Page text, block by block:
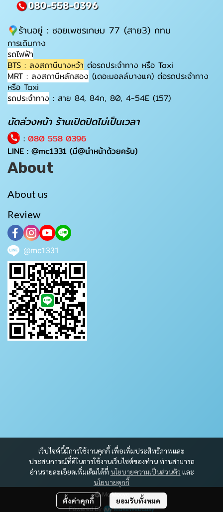
เว็บไซต์นี้มีการใช้งานคุกกี้ เพื่อเพิ่มประสิทธิภาพและ
ประสบการณ์ที่ดีในการใช้งานเว็บไซต์ของท่าน ท่านสามารถ
อ่านรายละเอียดเพิ่มเติมได้ที่ นโยบายความเป็นส่วนตัว และ
นโยบายคุกกี้
ตั้งค่าคุกกี้ ยอมรับทั้งหมด
ร้านอยู่ : ซอยเพชรเกษม 77 (สาย3) กทม
การเดินทาง
รถไฟฟ้า
BTS : ลงสถานีบางหว้า ต่อรถประจำทาง หรือ Taxi
MRT : ลงสถานีหลักสอง (เดอะมอลล์บางแค) ต่อรถประจำทาง
หรือ Taxi
รถประจำทาง : สาย 84, 84ก, 80, 4-54E (157)
นัดล่วงหน้า ร้านเปิดปิดไม่เป็นเวลา
: 080 558 0396
LINE : @mc1331 (มี@นำหน้าด้วยครับ)
About
About us
Review
@mc1331
Mc Mocyc
Powered By MakeWebEasy